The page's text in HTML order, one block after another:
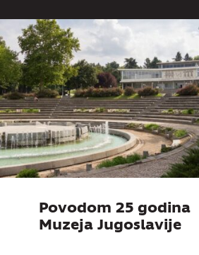
Povodom 25 godina
Muzeja Jugoslavije